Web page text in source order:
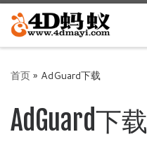
Skip to content
首页» AdGuard下载
AdGuard下载